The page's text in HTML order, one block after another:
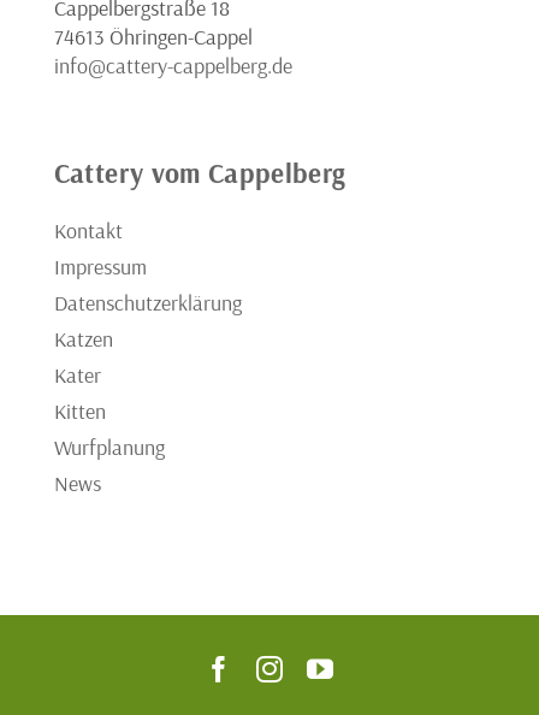
Cattery vom Cappelberg
Kontakt
Impressum
Datenschutzerklärung
Katzen
Kater
Kitten
Wurfplanung
News
Cappelbergstraße 18
74613 Öhringen-Cappel
info@cattery-cappelberg.de